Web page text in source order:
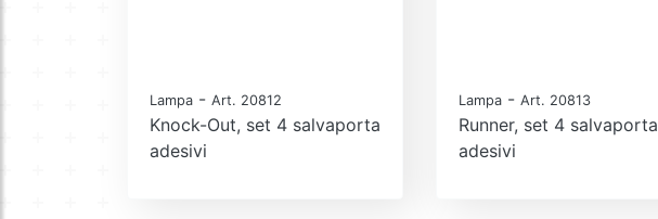
Lampa - Art. 20812
Knock-Out, set 4 salvaporta
adesivi
Lampa - Art. 20813
Runner, set 4 salvaporta
adesivi